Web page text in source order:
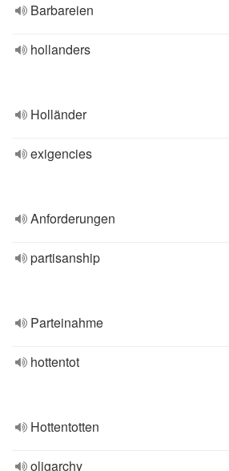
Barbareien
hollanders
Holländer
exigencies
Anforderungen
partisanship
Parteinahme
hottentot
Hottentotten
oligarchy